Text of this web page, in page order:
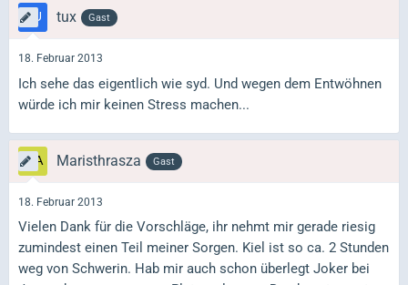
tux Gast
18. Februar 2013
Ich sehe das eigentlich wie syd. Und wegen dem Entwöhnen
würde ich mir keinen Stress machen...
Maristhrasza Gast
18. Februar 2013
Vielen Dank für die Vorschläge, ihr nehmt mir gerade riesig
zumindest einen Teil meiner Sorgen. Kiel ist so ca. 2 Stunden
weg von Schwerin. Hab mir auch schon überlegt Joker bei